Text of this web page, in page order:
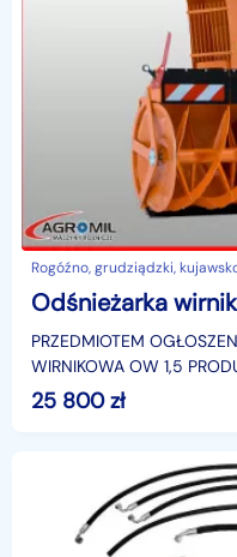
Rogóźno, grudziądzki,
Odśnieżarka
PRZEDMIOTEM
WIRNIKOWA OW 1,5
gabarytom odśnieżarka
się nie tylko w
25 800zł